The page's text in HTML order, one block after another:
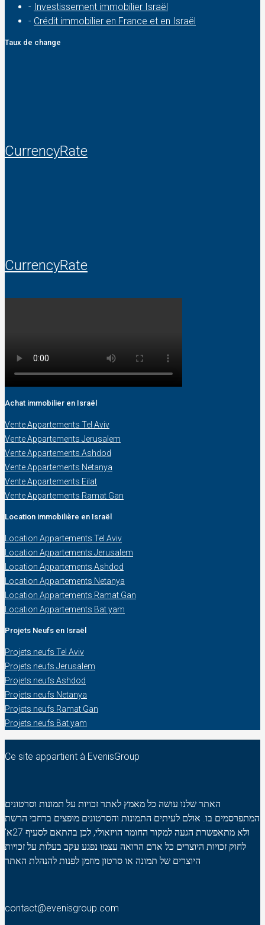
- Investissement immobilier Israël
- Crédit immobilier en France et en Israël
Taux de change
CurrencyRate
CurrencyRate
Achat immobilier en Israël
Vente Appartements Tel Aviv
Vente Appartements Jerusalem
Vente Appartements Ashdod
Vente Appartements Netanya
Vente Appartements Eilat
Vente Appartements Ramat Gan
Location immobilière en Israël
Location Appartements Tel Aviv
Location Appartements Jerusalem
Location Appartements Ashdod
Location Appartements Netanya
Location Appartements Ramat Gan
Location Appartements Bat yam
Projets Neufs en Israël
Projets neufs Tel Aviv
Projets neufs Jerusalem
Projets neufs Ashdod
Projets neufs Netanya
Projets neufs Ramat Gan
Projets neufs Bat yam
Ce site appartient à EvenisGroup
האתר שלנו עושה כל מאמץ לאתר זכויות על תמונות וסרטונים
המתפרסמים בו. אולם לעיתים התמונות והסרטונים מופצים ברחבי הרשת
ולא מתאפשרת הגעה למקור החומר הויזאולי, לכן בהתאם לסעיף 27א'
לחוק זכויות היוצרים כל אדם הרואה עצמו נפגע עקב בעלות על זכויות
היוצרים של תמונה או סרטון מוזמן לפנות להנהלת האתר
contact@evenisgroup.com